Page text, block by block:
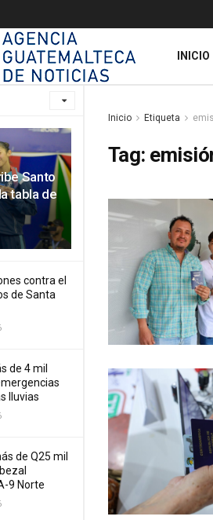
Santo
tabla de
contra el
de Santa
de 4 mil
lluvias
de Q25 mil
9 Norte
INICIO
Inicio Etiqueta
Tag: